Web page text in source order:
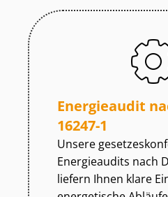
Energieaudit
16247-1
Unsere
Energieaudits nach
liefern Ihnen klare